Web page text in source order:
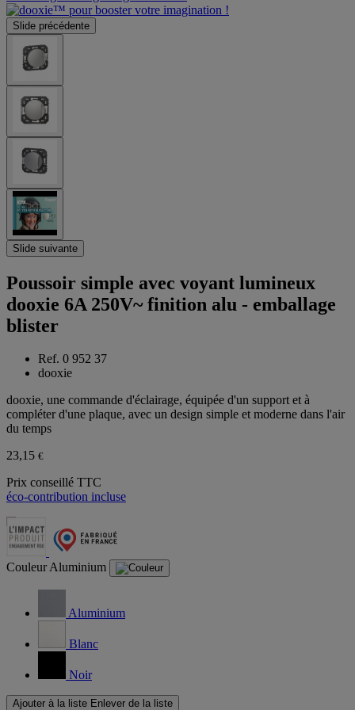
Slide précédente
Slide suivante
Poussoir simple avec voyant lumineux
dooxie 6A 250V~ finition alu - emballage
blister
Ref. 0 952 37
dooxie
dooxie, une commande d'éclairage, équipée d'un support et à
compléter d'une plaque, avec un design simple et moderne dans l'air
du temps
23,15 €
Prix conseillé TTC
éco-contribution incluse
CouleurAluminium
Aluminium
Blanc
Noir
Ajouter à la liste Enlever de la liste